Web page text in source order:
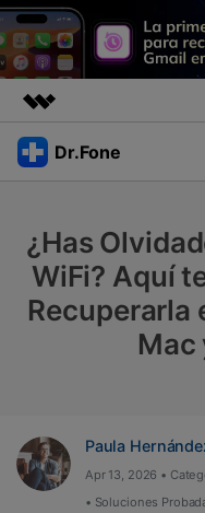
Productos destacados
Resumen
Soluciones
Quiénes somos
Sala de prensa
Dr.Fone
Ver Kit Completo >
Productos
Para PC
Más
Guías
Soporte
Transferencia de Datos
Gestor de Datos
Desbloqueo FRP en
¿Has
WiFi? Aquí
Recuperarla
Mac
Paula
Apr 13, 2026 •
• Soluciones